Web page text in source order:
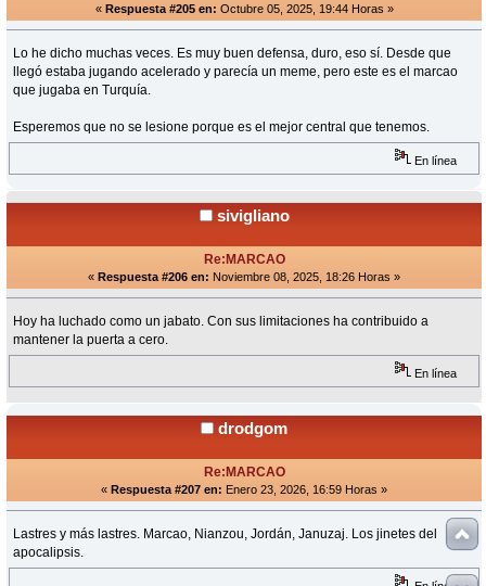
« Respuesta #205 en: Octubre 05, 2025, 19:44 Horas »
Lo he dicho muchas veces. Es muy buen defensa, duro, eso sí. Desde que
llegó estaba jugando acelerado y parecía un meme, pero este es el marcao
que jugaba en Turquía.
Esperemos que no se lesione porque es el mejor central que tenemos.
En línea
sivigliano
Re:MARCAO
« Respuesta #206 en: Noviembre 08, 2025, 18:26 Horas »
Hoy ha luchado como un jabato. Con sus limitaciones ha contribuido a
mantener la puerta a cero.
En línea
drodgom
Re:MARCAO
« Respuesta #207 en: Enero 23, 2026, 16:59 Horas »
Lastres y más lastres. Marcao, Nianzou, Jordán, Januzaj. Los jinetes del
apocalipsis.